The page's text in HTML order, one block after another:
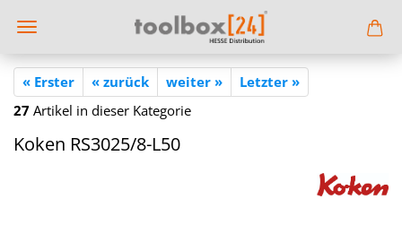
« Erster « zurück weiter »
Letzter »
27 Artikel in dieser Kategorie
Koken RS3025/8-L50